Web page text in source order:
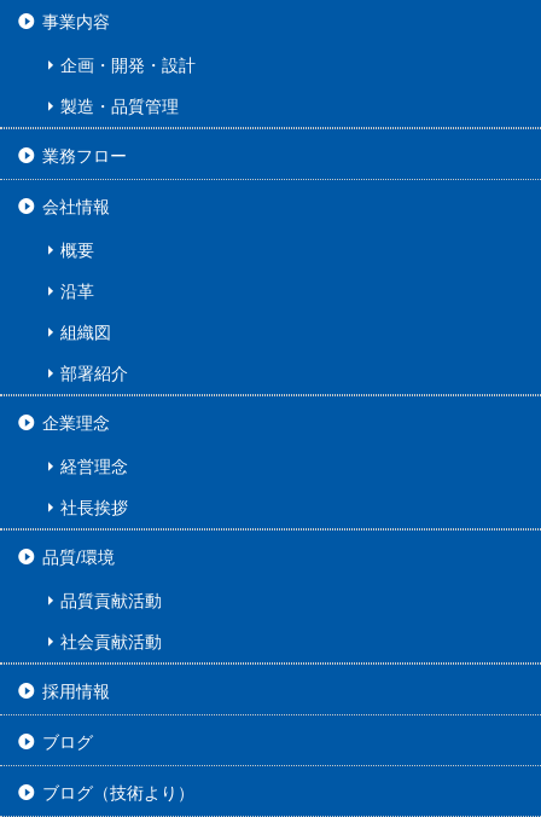
事業内容
企画・開発・設計
製造・品質管理
業務フロー
会社情報
概要
沿革
組織図
部署紹介
企業理念
経営理念
社長挨拶
品質/環境
品質貢献活動
社会貢献活動
採用情報
ブログ
ブログ（技術より）